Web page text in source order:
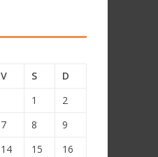
V S
D
1
2
7 8
9
14 15
16